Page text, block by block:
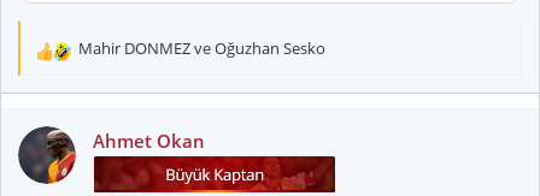
T
k
i
l
Mahir DONMEZveOğuzhan Sesko
Ahmet Okan